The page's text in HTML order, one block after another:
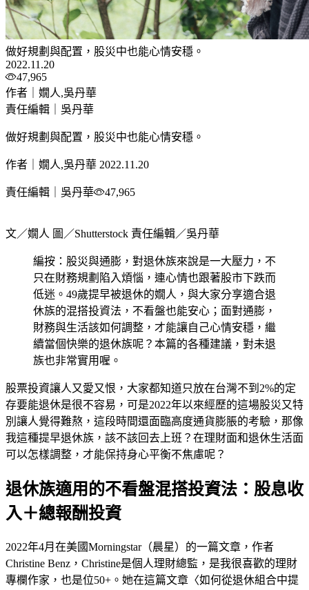
做好規劃與配置，股災中也能心情安穩。
2022.11.20
47,965
作者｜嫺人,吳丹華
責任編輯｜吳丹華
做好規劃與配置，股災中也能心情安穩。
作者｜嫺人,吳丹華 2022.11.20
責任編輯｜吳丹華 47,965
文／嫺人 圖／Shutterstock 責任編輯／吳丹華
編按：股災與通膨，對退休族來說是一大壓力，不
只在財務規劃陷入煩惱，連心情也跟著股市下跌而
低迷。49歲提早被退休的嫺人，與大家分享適合退
休族的混搭投資法，不看盤也能安心；面對通膨，
財務與生活該如何調整，才能讓自己心情安穩，繼
續當個快樂的退休族呢？本篇的各種建議，對未退
族也非常實用喔。
股票投資讓人又愛又恨，大家都知道只放在台灣不到2%的定
存要能退休是很不容易，可是2022年以來經歷的這場股災又特
別讓人覺得難熬，這段時間還面臨高度通貨膨脹的考驗，那像
我這種提早退休族，該不該回去上班？在理財面和退休生活面
可以怎樣調整，才能保持身心平衡不焦慮呢？
退休族適用的不看盤混搭投資法：股息收
入＋總報酬投資
2022年4月在美國Morningstar（晨星）的一篇文章，作者
Christine Benz，Christine是個人理財總監，是我很喜歡的理財
專欄作家，也是位50+。她在這篇文章〈如何從退休組合中提